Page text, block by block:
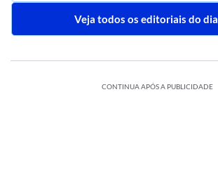
Veja todos os editoriais do dia
CONTINUA APÓS A PUBLICIDADE